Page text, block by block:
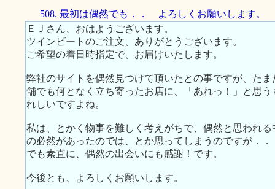
508. 最初は偶然でも．． よろしくお願いします。
ＥＪさん、おはようございます。
ツインビートのご注文、ありがとうございます。
ご希望の着日時指定で、お届けいたします。
弊社のサイトを偶然見つけて頂いたとの事ですが、た
舗でも何となく立ち寄ったお店に、「あれっ！」と思
れしいですよね。
私は、とかく物事を難しく考えがちで、偶然と思われ
の必然があったのでは、とか思ってしまうのですが．．
でも素直に、偶然の出会いにも感謝！です。
今後とも、よろしくお願いします。